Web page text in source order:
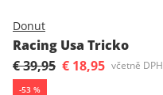
Donut
Racing Usa Tricko
€ 39,95 € 18,95 včetně DPH
-53 %